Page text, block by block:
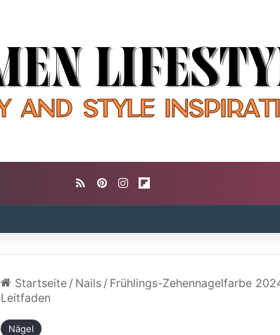
RSSPinterestInstagram
Startseite / Nails / Frühlings-Zehennagelfarbe
Leitfaden
Nägel